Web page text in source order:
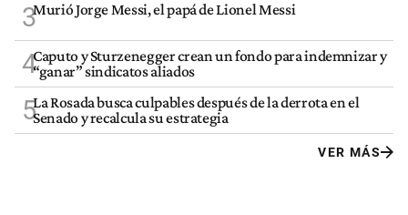
3Murió Jorge Messi, el papá de Lionel Messi
4Caputo y Sturzenegger crean un fondo para indemnizar y
“ganar” sindicatos aliados
5La Rosada busca culpables después de la derrota en el
Senado y recalcula su estrategia
VER MÁS